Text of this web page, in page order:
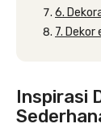
6.
7.
Inspirasi